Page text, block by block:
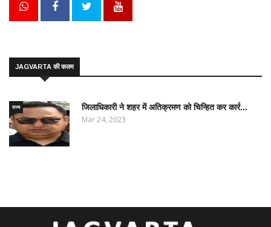
JAGVARTA की कलम
राज्य जिलाधिकारी ने शहर में अतिक्रमण को चिन्हित कर कार्र...
Mar 24, 2023